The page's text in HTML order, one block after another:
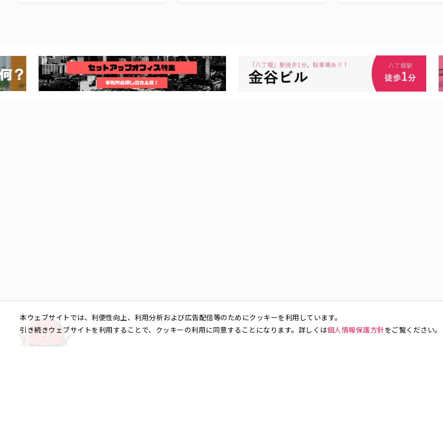
本ウェブサイトでは、利便性向上、利用分析および広告配信等のためにクッキーを利用しています。
引き続きウェブサイトを利用することで、クッキーの利用に同意することになります。詳しくは個人情報保護方針をご覧ください。